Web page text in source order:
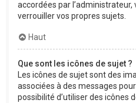
accordées par l’administrateur,
verrouiller vos propres sujets.
Haut
Que sont les icônes de sujet ?
Les icônes de sujet sont des
associées à des messages
possibilité d’utiliser des icônes